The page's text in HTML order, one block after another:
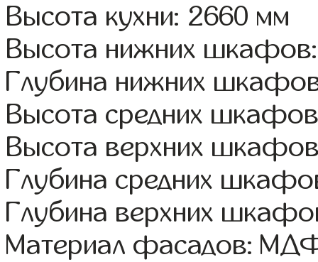
Высота кухни: 2660 мм
Высота нижних
Глубина нижних
Высота средних
Высота верхних
Глубина средних
Глубина верхних
Материал фасадов: